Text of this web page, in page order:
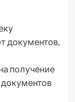
документов,
получение
документов